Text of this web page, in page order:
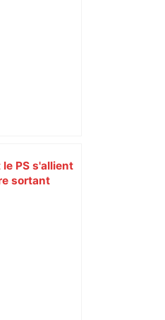
PS s'allient
sortant